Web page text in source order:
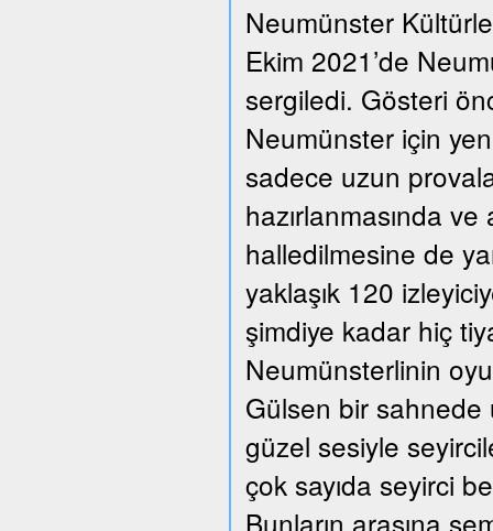
Neumünster
Ekim 2021’de
sergiledi. Gösteri
Neumünster için
sadece uzun
hazırlanmasında
halledilmesine de
yaklaşık 120
şimdiye kadar hiç
Neumünsterlinin
Gülsen bir sahnede
güzel sesiyle
çok sayıda seyirci
Bunların arasına